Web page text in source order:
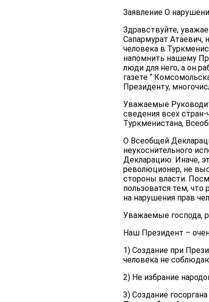
Заявление О
Здравствуйте,
Сапармурат Атаевич,
человека в
напомнить нашему
люди для него, а он
газете “
Президенту,
Уважаемые
сведения всех
Туркменистана,
О Всеобщей
неукоснительного
Декларацию. Иначе,
революционер, не
стороны власти.
пользоватся тем,
на нарушения прав
Уважаемые господа,
Наш Президент –
1) Создание при
человека не
2) Не избрание
3) Создание